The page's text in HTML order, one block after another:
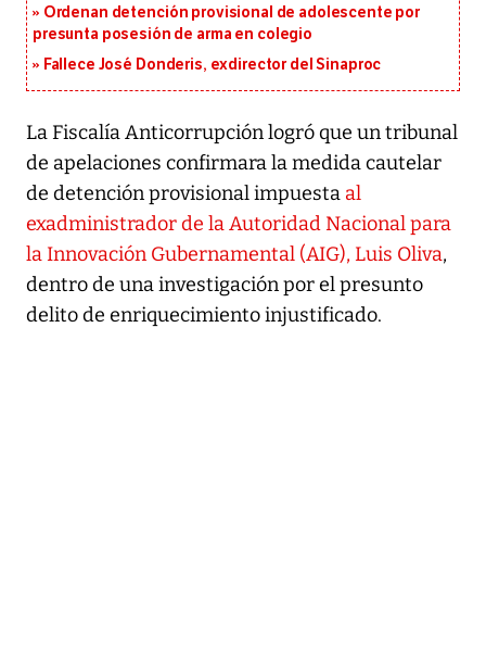
Ordenan detención provisional de adolescente por
presunta posesión de arma en colegio
Fallece José Donderis, exdirector del Sinaproc
La Fiscalía Anticorrupción logró que un tribunal
de apelaciones confirmara la medida cautelar
de detención provisional impuesta al
exadministrador de la Autoridad Nacional para
la Innovación Gubernamental (AIG), Luis Oliva,
dentro de una investigación por el presunto
delito de enriquecimiento injustificado.